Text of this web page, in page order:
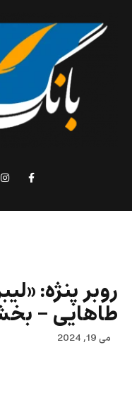
روبر پنژه:
طاهایی –
می 19, 2024